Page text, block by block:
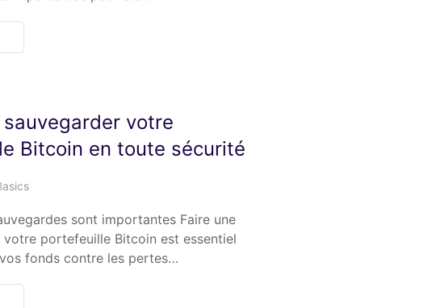
votre
Bitcoin en toute sécurité
sont importantes Faire une
votre portefeuille Bitcoin est essentiel
fonds contre les pertes…